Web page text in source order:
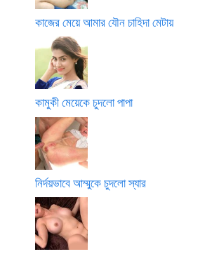
কাজের মেয়ে আমার যৌন চাহিদা মেটায়
কামুকী মেয়েকে চুদলো পাপা
নির্দয়ভাবে আম্মুকে চুদলো স্যার